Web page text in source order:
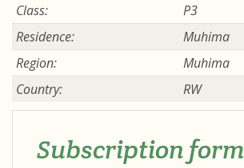
Class:
P3
Residence:
Muhima
Region:
Muhima
Country:
RW
Subscription form